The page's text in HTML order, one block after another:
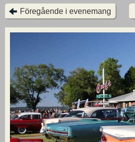
Föregående i evenemang